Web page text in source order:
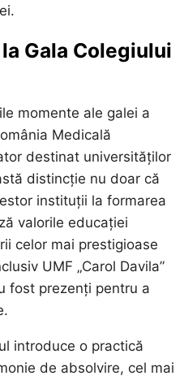
Gala Colegiului
momente ale galei a
Medicală
destinat universităților
distincție nu doar că
instituții la formarea
valorile educației
celor mai prestigioase
UMF „Carol Davila”
fost prezenți pentru a
introduce o practică
de absolvire, cel mai